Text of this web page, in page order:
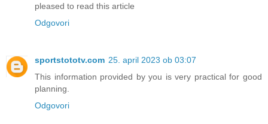
pleased to read this article
Odgovori
sportstototv.com 25. april 2023 ob 03:07
This information provided by you is very practical for good
planning.
Odgovori